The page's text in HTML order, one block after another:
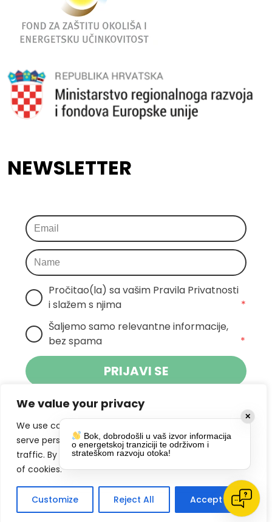
We value your privacy
We use cookies to enhance your browsing experience,
serve personalized ads or content, and analyze our
traffic. By clicking "Accept All", you consent to our use
of cookies.
Customize Reject All Accept All
NEWSLETTER
Pročitao(la) sa vašim Pravila Privatnosti
i slažem s njima
*
Šaljemo samo relevantne informacije,
bez spama
*
PRIJAVI SE
Klikom na gumb dajete suglasnost za
primanje novosti Pokreta Otoka te se
slažete spolitikom privatnosti.
DRUŠTVENE MREŽE
✕
Bok, dobrodošli u vaš izvor informacija
o energetskoj tranziciji te održivom i
strateškom razvoju otoka!